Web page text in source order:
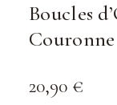
Boucles
Couronne
20,90 €